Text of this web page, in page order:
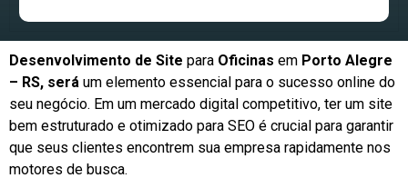
Desenvolvimento de Site para Oficinas em Porto Alegre
– RS, será um elemento essencial para o sucesso online do
seu negócio. Em um mercado digital competitivo, ter um site
bem estruturado e otimizado para SEO é crucial para garantir
que seus clientes encontrem sua empresa rapidamente nos
motores de busca.